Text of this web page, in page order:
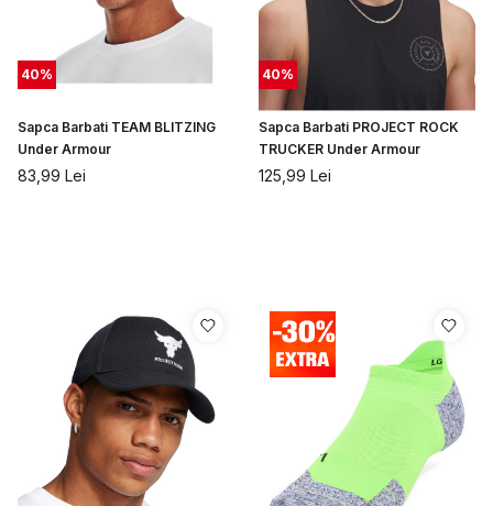
40%
Sapca Barbati TEAM BLITZING
Under Armour
83,99 Lei
40%
Sapca Barbati PROJECT ROCK
TRUCKER Under Armour
125,99 Lei